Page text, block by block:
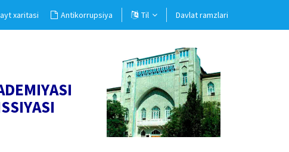
xaritasi Antikorrupsiya Til Davlat ramzlari